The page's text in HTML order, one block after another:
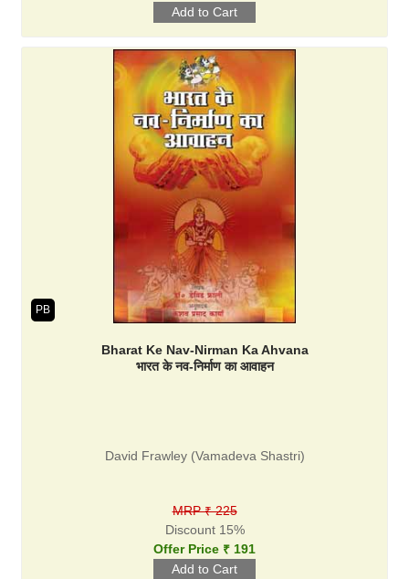
PB
Bharat Ke Nav-Nirman Ka Ahvana
भारत के नव-निर्माण का आवाहन
David Frawley (Vamadeva Shastri)
MRP ₹ 225
Discount 15%
Offer Price ₹ 191